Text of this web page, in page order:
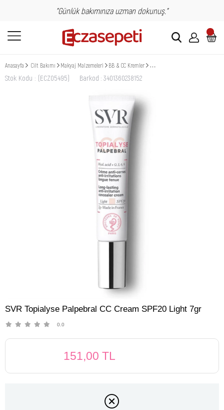
"Günlük bakımınıza uzman dokunuş."
Anasayfa Cilt Bakımı Makyaj Malzemeleri BB & CC Kremler SVR Topialyse Palpebral CC Cream
Stok Kodu (ECZ05495) Barkod : 3401360238152
SVR Topialyse Palpebral CC Cream SPF20 Light 7gr
0.0
151,00 TL